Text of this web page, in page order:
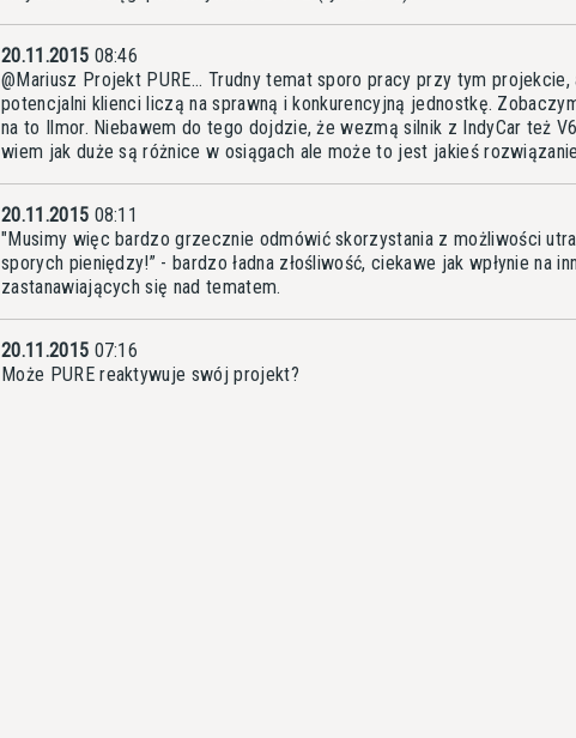
20.11.2015 08:46
@Mariusz Projekt PURE... Trudny temat sporo pracy przy tym projekcie,
potencjalni klienci liczą na sprawną i konkurencyjną jednostkę.
na to Ilmor. Niebawem do tego dojdzie, że wezmą silnik z IndyCar też
wiem jak duże są różnice w osiągach ale może to jest jakieś
20.11.2015 08:11
"Musimy więc bardzo grzecznie odmówić skorzystania z możliwości
sporych pieniędzy!” - bardzo ładna złośliwość, ciekawe jak wpłynie na
zastanawiających się nad tematem.
20.11.2015 07:16
Może PURE reaktywuje swój projekt?